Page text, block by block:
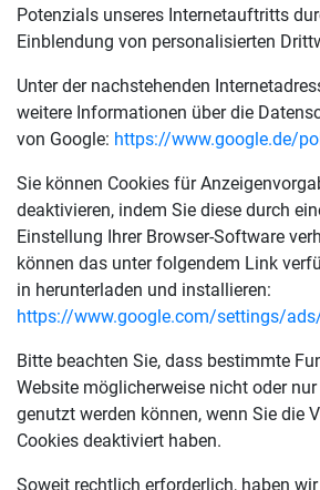
Potenzials unseres Internetauftritts
Einblendung von personalisierten
Unter der nachstehenden
weitere Informationen über die
von Google: https://www.google.de/
Sie können Cookies für
deaktivieren, indem Sie diese durch
Einstellung Ihrer Browser-Software
können das unter folgendem Link
in herunterladen und installieren:
https://www.google.com/settings/
Bitte beachten Sie, dass bestimmte
Website möglicherweise nicht oder
genutzt werden können, wenn Sie die
Cookies deaktiviert haben.
Soweit rechtlich erforderlich, haben